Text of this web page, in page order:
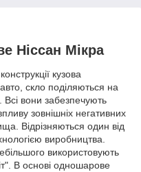
Ніссан Мікра
кузова
скло поділяються на
Всі вони забезпечують
зовнішніх негативних
Відрізняються один від
виробництва.
використовують
В основі одношарове